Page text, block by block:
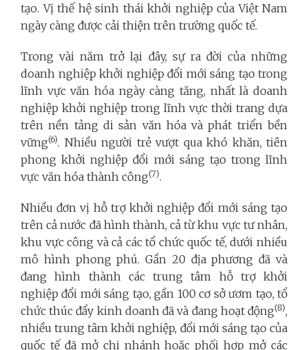
tạo. Vị thế hệ sinh thái khởi nghiệp của Việt Nam
ngày càng được cải thiện trên trường quốc tế.
Trong vài năm trở lại đây, sự ra đời của những
doanh nghiệp khởi nghiệp đổi mới sáng tạo trong
lĩnh vực văn hóa ngày càng tăng, nhất là doanh
nghiệp khởi nghiệp trong lĩnh vực thời trang dựa
trên nền tảng di sản văn hóa và phát triển bền
vững(6). Nhiều người trẻ vượt qua khó khăn, tiên
phong khởi nghiệp đổi mới sáng tạo trong lĩnh
vực văn hóa thành công(7).
Nhiều đơn vị hỗ trợ khởi nghiệp đổi mới sáng tạo
trên cả nước đã hình thành, cả từ khu vực tư nhân,
khu vực công và cả các tổ chức quốc tế, dưới nhiều
mô hình phong phú. Gần 20 địa phương đã và
đang hình thành các trung tâm hỗ trợ khởi
nghiệp đổi mới sáng tạo, gần 100 cơ sở ươm tạo, tổ
chức thúc đẩy kinh doanh đã và đang hoạt động(8),
nhiều trung tâm khởi nghiệp, đổi mới sáng tạo của
quốc tế đã mở chi nhánh hoặc phối hợp mở các